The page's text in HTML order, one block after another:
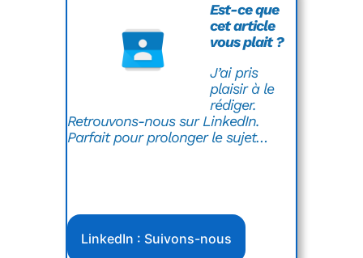
Est-ce que
cet article
vous plait ?
J’ai pris
plaisir à le
rédiger.
Retrouvons-nous sur LinkedIn.
Parfait pour prolonger le sujet…
LinkedIn : Suivons-nous